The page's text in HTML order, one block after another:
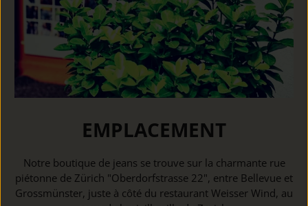
EMPLACEMENT
Notre boutique de jeans se trouve sur la charmante rue
piétonne de Zürich "Oberdorfstrasse 22", entre Bellevue et
Grossmünster, juste à côté du restaurant Weisser Wind, au